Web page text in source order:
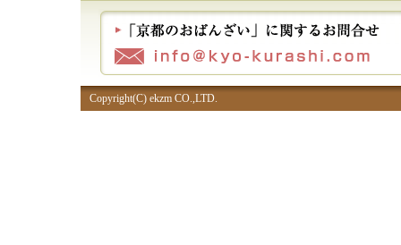
Copyright(C) ekzm CO.,LTD.